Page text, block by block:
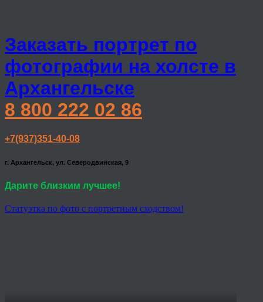
Заказать портрет по
фотографии на холсте в
Архангельске
8 800 222 02 86
+7(937)351-40-08
г. Архангельск, ул. Северодвинская, 9
Дарите близким лучшее!
Статуэтка по фото с портретным сходством!